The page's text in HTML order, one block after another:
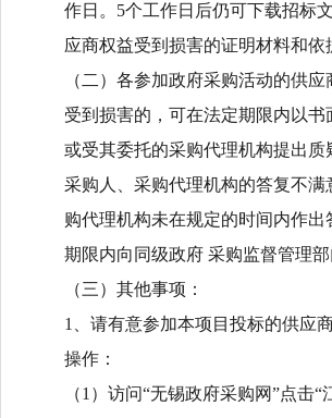
作日。5个工作日后仍可下载招标
应商权益受到损害的证明材料和依
（二）各参加政府采购活动的供
受到损害的，可在法定期限内以书
或受其委托的采购代理机构提出质
采购人、采购代理机构的答复不满
购代理机构未在规定的时间内作出
期限内向同级政府 采购监督管理部
（三）其他事项：
1、请有意参加本项目投标的供应
操作：
（1）访问“无锡政府采购网”点击“